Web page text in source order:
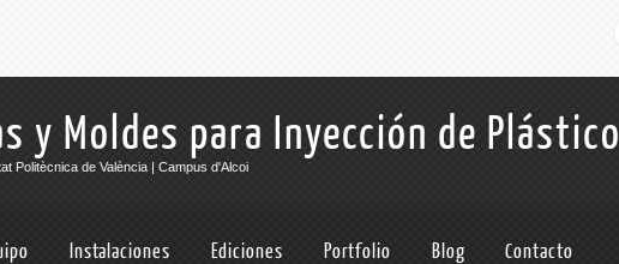
y Moldes para Inyección de Plástico
Politècnica de València | Campus d'Alcoi
Instalaciones Ediciones Portfolio Blog Contacto